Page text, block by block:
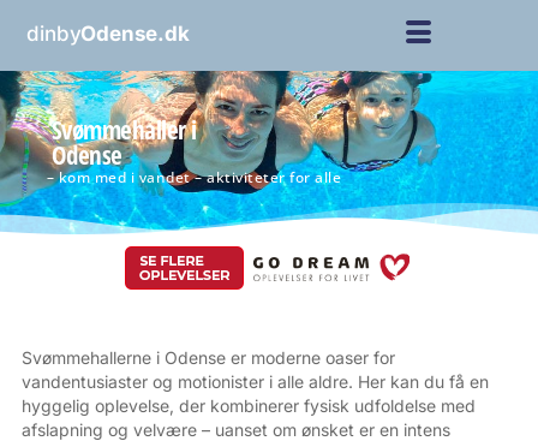
dinbyOdense.dk
Svømmehaller i
Odense
– kom med i vandet – aktiviteter for alle
Svømmehallerne i Odense er moderne oaser for
vandentusiaster og motionister i alle aldre. Her kan du få en
hyggelig oplevelse, der kombinerer fysisk udfoldelse med
afslapning og velvære – uanset om ønsket er en intens